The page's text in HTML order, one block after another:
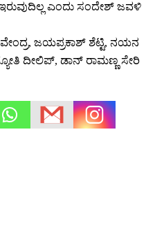
ಎಂದು ಸಂದೇಶ್ ಜವಳಿ
ಜಯಪ್ರಕಾಶ್ ಶೆಟ್ಟಿ, ನಯನ
ದೀಲಿಪ್, ಡಾನ್ ರಾಮಣ್ಣ ಸೇರಿ